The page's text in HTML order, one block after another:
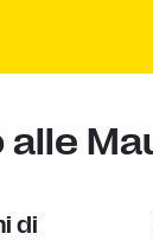
alle
di